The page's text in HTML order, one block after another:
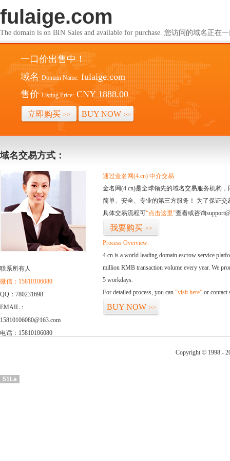
fulaige.com
The domain is on BIN Sales and available for purchase. 您访问的域名正在
一口价出售中！
域名 Domain Name: fulaige.com
售价 Listing Price: CNY 1888.00
立即购买 >> BUY NOW >>
域名交易方式：
联系所有人
微信：15810106080
QQ：780231698
EMAIL：
15810106080@163.com
电话：15810106080
通过金名网(4.cn) 中介交易
金名网(4.cn)是全球领先的域名交易服务机构
简单、安全、专业的第三方服务！ 为了保证
具体交易流程可“点击这里”查看或咨询
我要购买 >>
Process Overview:
4.cn is a world leading domain escrow service
million RMB transaction volume every year. We
5 workdays.
For detailed process, you can “visit here” or contact
BUY NOW >>
Copyright © 1998 -
51La